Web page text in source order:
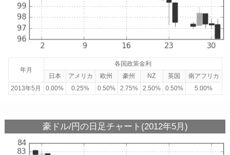
年月
各国政策金利
日本
アメリカ 欧州 豪州 NZ 英国
南アフリカ
2013年5月
0.00% 0.25% 0.50% 2.75% 2.50% 0.50% 5.00%
豪ドル/円の日足チャート(2012年5月)